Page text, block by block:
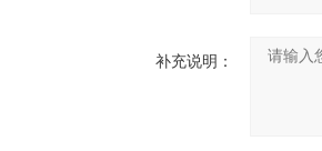
补充说明：